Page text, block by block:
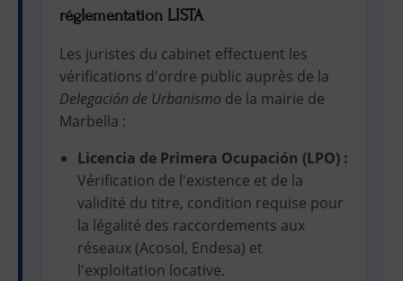
réglementation LISTA
Les juristes du cabinet effectuent les
vérifications d'ordre public auprès de la
Delegación de Urbanismo de la mairie de
Marbella :
Licencia de Primera Ocupación (LPO) :
Vérification de l'existence et de la
validité du titre, condition requise pour
la légalité des raccordements aux
réseaux (Acosol, Endesa) et
l'exploitation locative.